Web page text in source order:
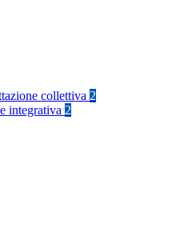
collettiva 2
integrativa 2